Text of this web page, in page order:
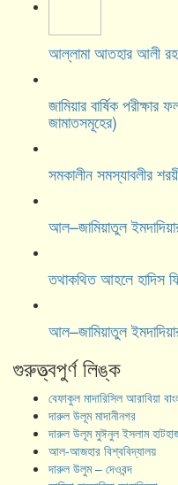
আল্লামা আতহার আলী
জামিয়ার বার্ষিক
জামাতসমূহের)
সমকালীন সমস্যাবলীর
আল–জামিয়াতুল
তথাকথিত আহলে হাদিস
আল–জামিয়াতুল
গুরুত্ত্বপুর্ণ লিঙ্ক
বেফাকুল মাদারিসিল আরাবিয়া
দারুল উলূম মাদানীনগর
দারুল উলূম মুঈনুল ইসলাম
আল-আজহার বিশ্ববিদ্যালয়
দারুল উলুম – দেওবন্দ